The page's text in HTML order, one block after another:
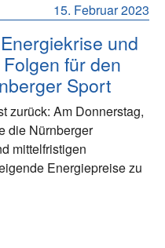
15. Februar 2023
und
für den
Sport
zurück: Am Donnerstag,
die Nürnberger
mittelfristigen
Energiepreise zu